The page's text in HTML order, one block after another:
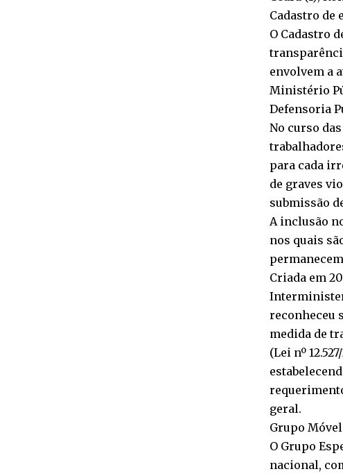
Cadastro de
O Cadastro
envolvem a
Ministério
Defensoria
No curso
para cada
de graves
submissão
A inclusão
nos quais
Criada em
reconheceu
medida de
(Lei nº
geral.
Grupo
O Grupo
nacional,